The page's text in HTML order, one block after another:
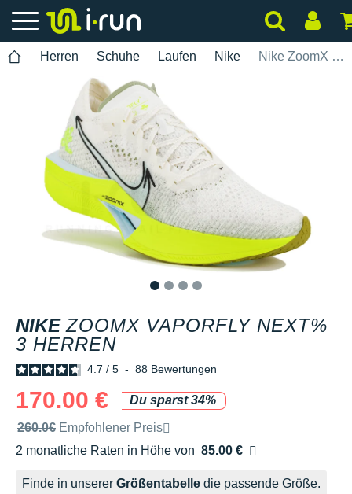
Herren Schuhe Laufen Nike Nike ZoomX Vaporfly Next% 3 Herren
NIKE ZOOMX VAPORFLY NEXT%
3 HERREN
4.7 / 5 - 88 Bewertungen
170.00 €
Du sparst 34%
Unverbindliche Preisempfehlung der Marke
260.0€ Empfohlener Preis
2 monatliche Raten in Höhe von 85.00 €
Ohne Zusatzkosten
Finde in unserer Größentabelle die passende Größe.